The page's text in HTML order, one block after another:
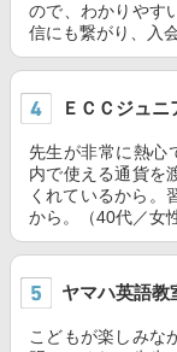
ので、わかりやす
信にも繋がり、入
ＥＣＣジュニ
先生が非常に熱心
内で使える通貨を
くれているから。
から。（40代／女
ヤマハ英語教
こどもが楽しみな